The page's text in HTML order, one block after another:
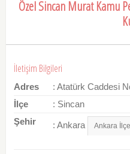
Özel Sincan Murat Kamu
İletişim Bilgileri
Adres
: Atatürk Caddesi
İlçe
: Sincan
Şehir
: Ankara